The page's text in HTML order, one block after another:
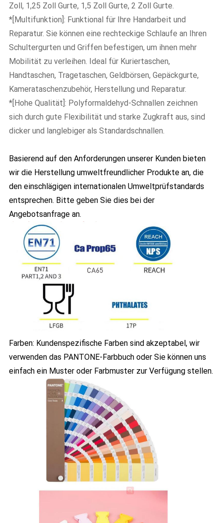
Zoll, 1,25 Zoll Gurte, 1,5 Zoll Gurte, 2 Zoll Gurte.
*[Multifunktion]: Funktional für Ihre Handarbeit und
Reparatur. Sie können eine rechteckige Schlaufe an Ihren
Schultergurten und Griffen befestigen, um ihnen mehr
Mobilität zu verleihen. Ideal für Kuriertaschen,
Handtaschen, Tragetaschen, Geldbörsen, Gepäckgurte,
Kamerataschenzubehör, Herstellung und Reparatur.
*[Hohe Qualität]: Polyformaldehyd-Schnallen zeichnen
sich durch gute Flexibilität und starke Zugkraft aus, sind
dicker und langlebiger als Standardschnallen.
Basierend auf den Anforderungen unserer Kunden bieten
wir die Herstellung umweltfreundlicher Produkte an, die
den einschlägigen internationalen Umweltprüfstandards
entsprechen. Bitte geben Sie dies bei der
Angebotsanfrage an.
Farben: Kundenspezifische Farben sind akzeptabel, wir
verwenden das PANTONE-Farbbuch oder Sie können uns
einfach ein Muster oder Farbmuster zur Verfügung stellen.